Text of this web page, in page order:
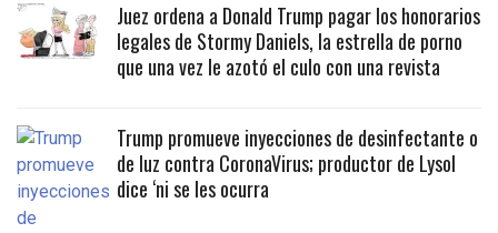
Juez ordena a Donald Trump pagar los honorarios
legales de Stormy Daniels, la estrella de porno
que una vez le azotó el culo con una revista
Trump promueve inyecciones de desinfectante o
de luz contra CoronaVirus; productor de Lysol
dice ‘ni se les ocurra